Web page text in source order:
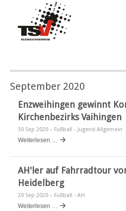
September 2020
Enzweihingen gewinnt
Kirchenbezirks Vaihingen
30 Sep 2020 – Fußball - Jugend Allgemein
Weiterlesen …
AH'ler auf Fahrradtour
Heidelberg
20 Sep 2020 – Fußball - AH
Weiterlesen …